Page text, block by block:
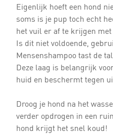
Eigenlijk hoeft een hond
soms is je pup toch echt
het vuil er af te krijgen
Is dit niet voldoende,
Mensenshampoo tast de
Deze laag is belangrijk
huid en beschermt tegen
Droog je hond na het
verder opdrogen in een
hond krijgt het snel koud!